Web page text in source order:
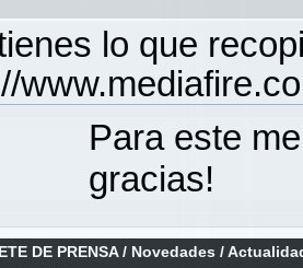
lo que
Para este
gracias!
DE PRENSA/ Novedades /